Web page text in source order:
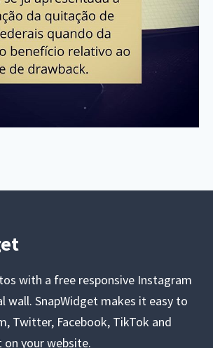
with a free responsive Instagram
wall. SnapWidget makes it easy to
Twitter, Facebook, TikTok and
on your website.